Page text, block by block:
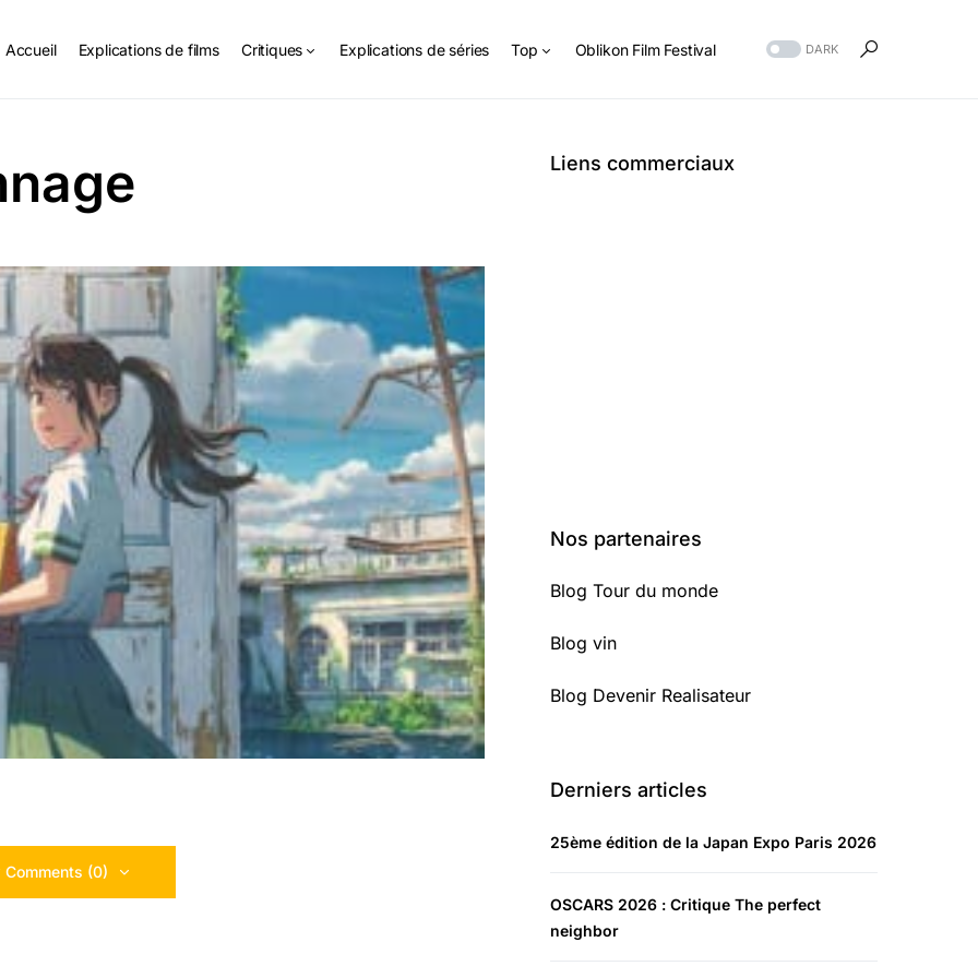
Accueil Explications de films Critiques Explications de séries Top Oblikon Film Festival DARK
Comments (0)
Liens commerciaux
Nos partenaires
Blog Tour du monde
Blog vin
Blog Devenir Realisateur
Derniers articles
25ème édition de la Japan Expo Paris 2026
OSCARS 2026 : Critique The perfect
neighbor